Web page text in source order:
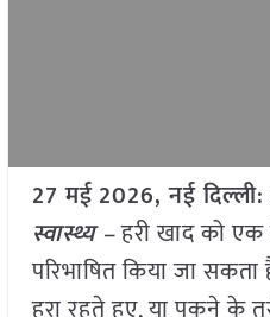
27 मई2026, नई दिल्ली:
स्वास्थ्य –हरी खाद को
परिभाषित किया जा